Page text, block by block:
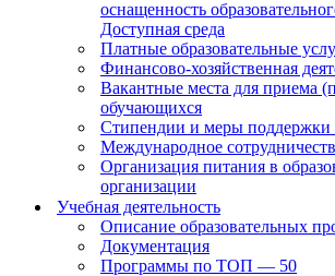
оснащенность
Доступная среда
Платные образовательные
Финансово-хозяйственная
Вакантные места для приема
обучающихся
Стипендии и меры поддержки
Международное
Организация питания в
организации
Учебная деятельность
Описание образовательных
Документация
Программы по ТОП — 50